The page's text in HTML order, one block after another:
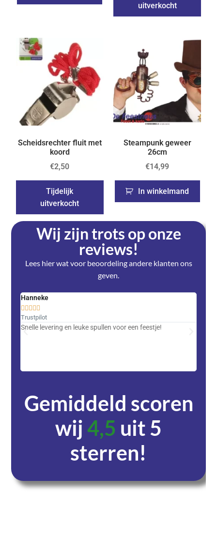
uitverkocht
Scheidsrechter fluit met
koord
€2,50
Tijdelijk
uitverkocht
Steampunk geweer
26cm
€14,99
In winkelmand
Wij zijn trots op onze
reviews!
Lees hier wat voor beoordeling andere klanten ons
geven.
Hanneke

Trustpilot
Snelle levering en leuke spullen voor een feestje!
Gemiddeld scoren
wij4,5 uit 5
sterren!